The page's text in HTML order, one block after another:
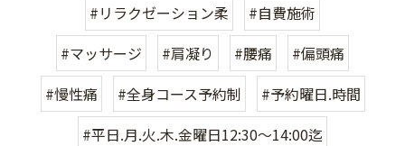
#リラクゼーション柔
#自費施術
#マッサージ
#肩凝り #腰痛
#偏頭痛
#慢性痛
#全身コース予約制
#予約曜日.時間
#平日.月.火.木.金曜日12:30〜14:00迄